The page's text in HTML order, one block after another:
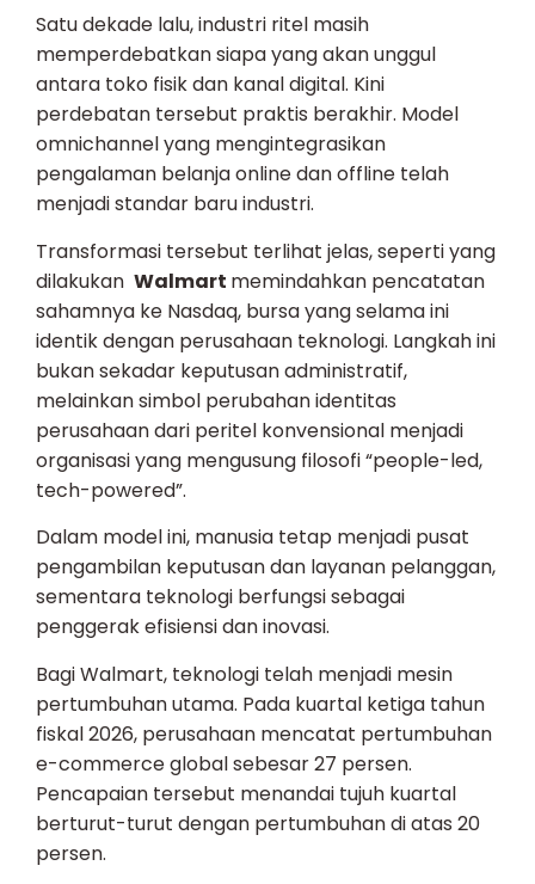
Satu dekade lalu, industri ritel masih
memperdebatkan siapa yang akan unggul
antara toko fisik dan kanal digital. Kini
perdebatan tersebut praktis berakhir. Model
omnichannel yang mengintegrasikan
pengalaman belanja online dan offline telah
menjadi standar baru industri.
Transformasi tersebut terlihat jelas, seperti yang
dilakukan Walmart memindahkan pencatatan
sahamnya ke Nasdaq, bursa yang selama ini
identik dengan perusahaan teknologi. Langkah ini
bukan sekadar keputusan administratif,
melainkan simbol perubahan identitas
perusahaan dari peritel konvensional menjadi
organisasi yang mengusung filosofi “people-led,
tech-powered”.
Dalam model ini, manusia tetap menjadi pusat
pengambilan keputusan dan layanan pelanggan,
sementara teknologi berfungsi sebagai
penggerak efisiensi dan inovasi.
Bagi Walmart, teknologi telah menjadi mesin
pertumbuhan utama. Pada kuartal ketiga tahun
fiskal 2026, perusahaan mencatat pertumbuhan
e-commerce global sebesar 27 persen.
Pencapaian tersebut menandai tujuh kuartal
berturut-turut dengan pertumbuhan di atas 20
persen.